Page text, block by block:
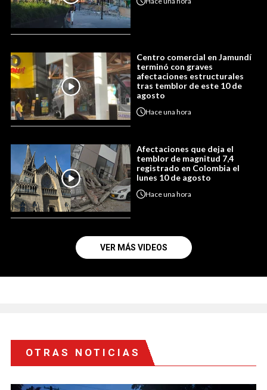
Centro comercial en Jamundí
terminó con graves
afectaciones estructurales
tras temblor de este 10 de
agosto
Haceuna hora
Afectaciones que deja el
temblor de magnitud 7,4
registrado en Colombia el
lunes 10 de agosto
Haceuna hora
VER MÁS VIDEOS
OTRAS NOTICIAS